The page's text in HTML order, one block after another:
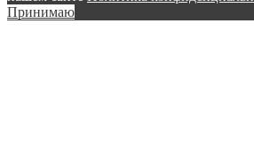
Принимаю